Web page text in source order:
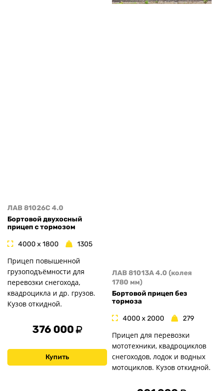
ЛАВ 81026C 4.0
Бортовой двухосный
прицеп с тормозом
4000 x 1800 1305
Прицеп повышенной
грузоподъёмности для
перевозки снегохода,
квадроцикла и др. грузов.
Кузов откидной.
376 000
Купить
ЛАВ 81013A 4.0 (колея
1780 мм)
Бортовой прицеп без
тормоза
4000 x 2000 279
Прицеп для перевозки
мототехники, квадроциклов
снегоходов, лодок и водных
мотоциклов. Кузов откидной.